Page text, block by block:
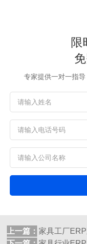
限
专家提供一对一指
上一篇： 家具工厂ERP